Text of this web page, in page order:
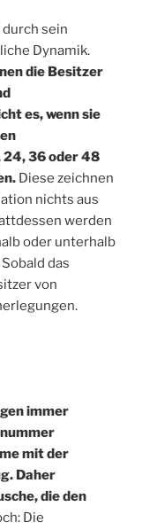
sein
Dynamik.
die Besitzer
es, wenn sie
24, 36 oder 48
Diese zeichnen
nichts aus
werden
oder unterhalb
das
von
immer
mit der
Daher
die den
Die